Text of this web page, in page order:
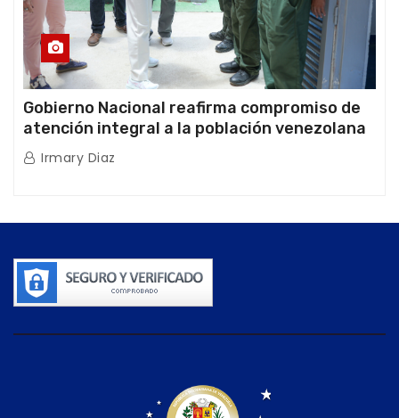
Gobierno Nacional reafirma compromiso de
atención integral a la población venezolana
tras doblete sísmico
Irmary Diaz